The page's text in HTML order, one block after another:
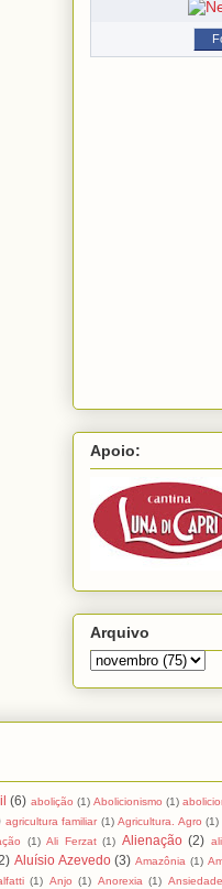
Apoio:
Arquivo
(6) abolição (1) Abolicionismo (1)
agricultura familiar (1) Agricultura. Agro (1)
(1) Ali Ferzat (1) Alienação (2)
Aluísio Azevedo (3) Amazônia (1)
(1) Anjo (1) Anorexia (1) Ansiedade